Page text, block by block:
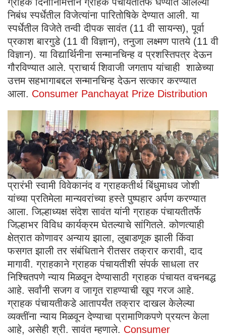
निबंध स्पर्धेतील विजेत्यांना पारितोषिके देण्यात आली. या
स्पर्धेतील विजेते तन्वी दीपक सावंत (11 वी सायन्स), पूर्वा
प्रकाश बारगुडे (11 वी विज्ञान), तनुजा लक्ष्मण पातये (11 वी
विज्ञान). या विद्यार्थिनीना सन्मानचिन्ह व प्रशस्तिपत्र देऊन
गौरविण्यात आले. प्राचार्य शिवाजी जगताप यांचाही शाळेच्या
उत्तम सहभागाबद्दल सन्मानचिन्ह देऊन सत्कार करण्यात
आला. Consumer Panchayat Prize Distribution
प्रारंभी स्वामी विवेकानंद व ग्राहकतीर्थ बिंधुमाधव जोशी
यांच्या प्रतिमेला मान्यवरांच्या हस्ते पुष्पहार अर्पण करण्यात
आला. जिल्हाध्यक्ष संदेश सावंत यांनी ग्राहक पंचायतीतर्फे
जिल्हाभर विविध कार्यक्रम घेतल्याचे सांगितले. कोणत्याही
क्षेत्रात कोणावर अन्याय झाला, लुबाडणूक झाली किंवा
फसगत झाली तर संबंधिताने रीतसर तक्रार करावी, दाद
मागावी. ग्राहकाने ग्राहक पंचायतीशी संपर्क साधला तर
निश्चितपणे न्याय मिळवून देण्यासाठी ग्राहक पंचायत वचनबद्ध
आहे. सर्वांनी सजग व जागृत राहण्याची खूप गरज आहे.
ग्राहक पंचायतीकडे आतापर्यंत तक्रार दाखल केलेल्या
व्यक्तींना न्याय मिळवून देण्याचा प्रामाणिकपणे प्रयत्न केला
आहे, असेही श्री. सावंत म्हणाले. Consumer